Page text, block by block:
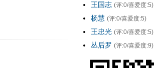
王国志 (评:0/喜爱度:5)
杨慧 (评:0/喜爱度:5)
王忠光 (评:0/喜爱度:5)
丛后罗 (评:0/喜爱度:9)